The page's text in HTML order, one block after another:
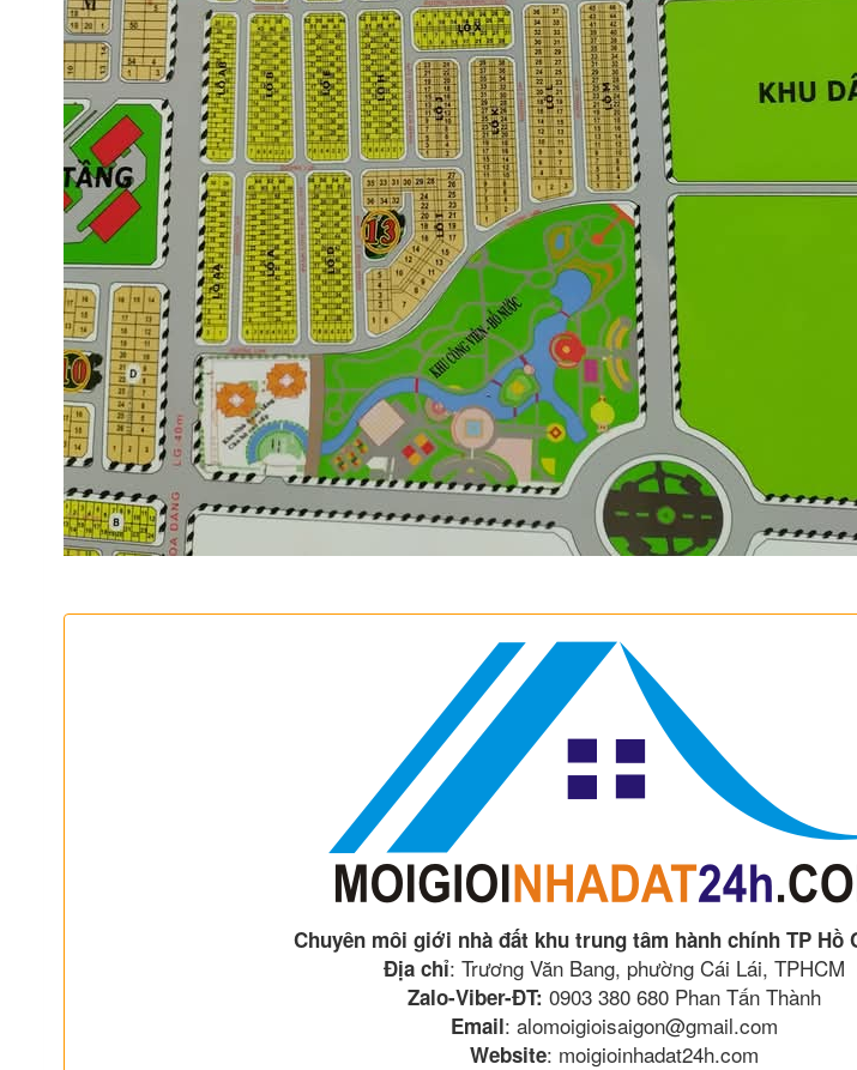
Chuyên môi giới nhà đất khu trung tâm hành chính TP Hồ
Địa chỉ: Trương Văn Bang, phường Cái Lái, TPHCM
Zalo-Viber-ĐT: 0903 380 680 Phan Tấn Thành
Email: alomoigioisaigon@gmail.com
Website: moigioinhadat24h.com